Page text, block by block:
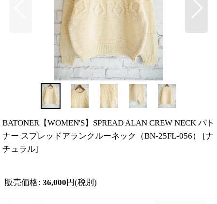
BATONER【WOMEN'S】SPREAD ALAN CREW NECK バト
ナー スプレッドアランクルーネック（BN-25FL-056）
[ナ
チュラル]
販売価格: 36,000 円(税別)